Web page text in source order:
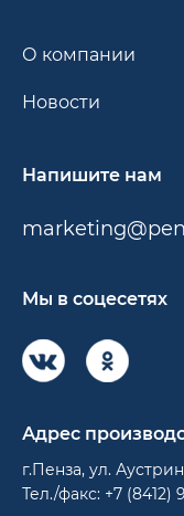
О компании
Новости
Напишите нам
Мы в соцесетях
Адрес
г.Пенза, ул.
Тел./факс: +7 (8412)